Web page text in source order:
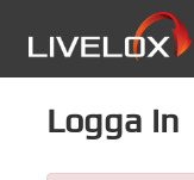
Logga in